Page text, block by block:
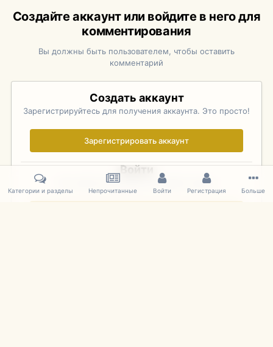
Создайте аккаунт или войдите в него для
комментирования
Вы должны быть пользователем, чтобы оставить
комментарий
Создать аккаунт
Зарегистрируйтесь для получения аккаунта. Это просто!
Зарегистрировать аккаунт
Войти
Уже зарегистрированы? Войдите здесь.
Категории и разделы Непрочитанные Войти Регистрация Больше